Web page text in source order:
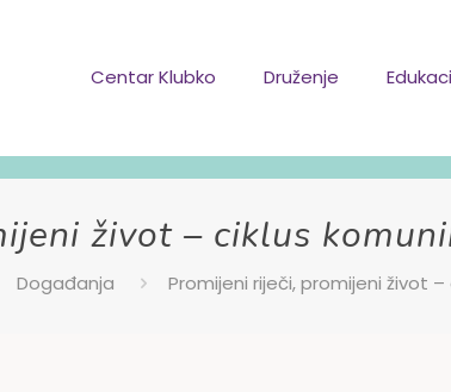
Centar Klubko Druženje
život – ciklus
Događanja Promijeni riječi, promijeni život